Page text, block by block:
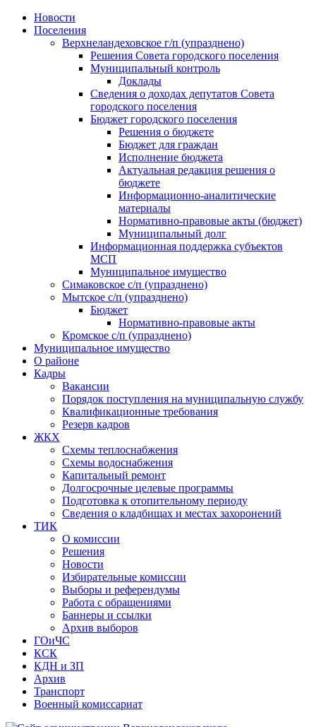
Skip
Новости
Поселения
Верхнеландеховское г/п (упразднено)
Решения Совета городского поселения
Муниципальный контроль
Доклады
Сведения о доходах депутатов Совета
городского поселения
Бюджет городского поселения
Решения о бюджете
Бюджет для граждан
Исполнение бюджета
Актуальная редакция решения о
бюджете
Информационно-аналитические
материалы
Нормативно-правовые акты (бюджет)
Муниципальный долг
Информационная поддержка субъектов
МСП
Муниципальное имущество
Симаковское с/п (упразднено)
Мытское с/п (упразднено)
Бюджет
Нормативно-правовые акты
Кромское с/п (упразднено)
Муниципальное имущество
О районе
Кадры
Вакансии
Порядок поступления на муниципальную службу
Квалификационные требования
Резерв кадров
ЖКХ
Схемы теплоснабжения
Схемы водоснабжения
Капитальный ремонт
Долгосрочные целевые программы
Подготовка к отопительному периоду
Сведения о кладбищах и местах захоронений
ТИК
О комиссии
Решения
Новости
Избирательные комиссии
Выборы и референдумы
Работа с обращениями
Баннеры и ссылки
Архив выборов
ГОиЧС
КСК
КДН и ЗП
Архив
Транспорт
Военный комиссариат